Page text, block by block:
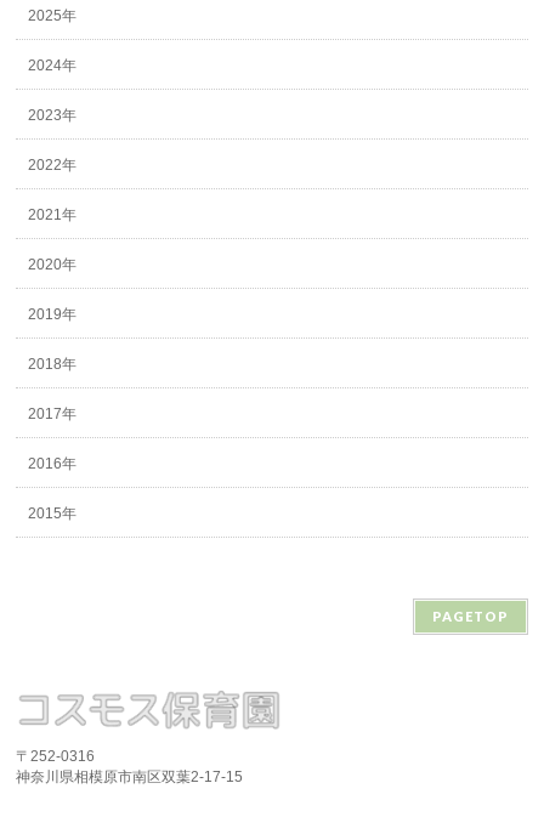
2025年
2024年
2023年
2022年
2021年
2020年
2019年
2018年
2017年
2016年
2015年
PAGETOP
〒252-0316
神奈川県相模原市南区双葉2-17-15